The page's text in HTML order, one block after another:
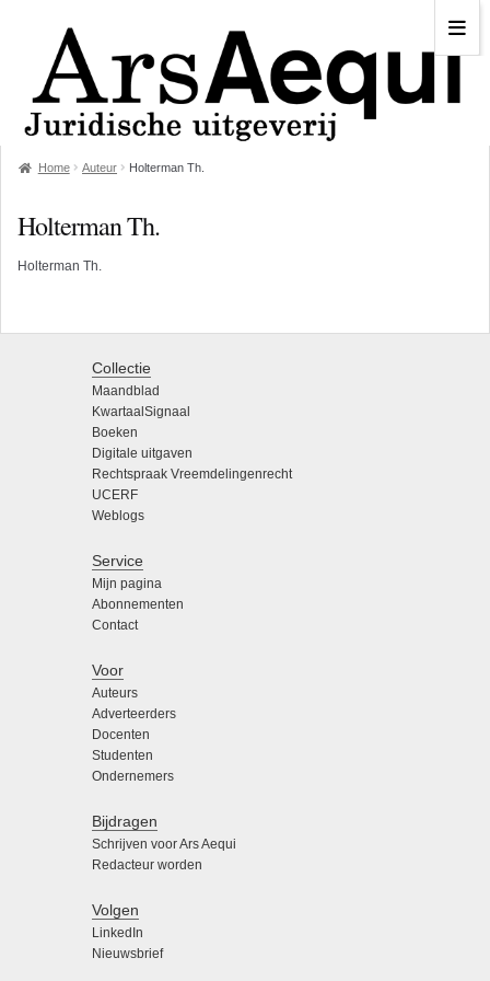
Home Auteur Holterman Th.
Holterman Th.
Holterman Th.
Collectie
Maandblad
KwartaalSignaal
Boeken
Digitale uitgaven
Rechtspraak Vreemdelingenrecht
UCERF
Weblogs
Service
Mijn pagina
Abonnementen
Contact
Voor
Auteurs
Adverteerders
Docenten
Studenten
Ondernemers
Bijdragen
Schrijven voor Ars Aequi
Redacteur worden
Volgen
LinkedIn
Nieuwsbrief